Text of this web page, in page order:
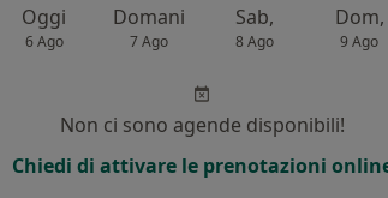
Oggi
6 Ago
Domani
7 Ago
Sab,
8 Ago
Dom,
9 Ago
Non ci sono agende disponibili!
Chiedi di attivare le prenotazioni